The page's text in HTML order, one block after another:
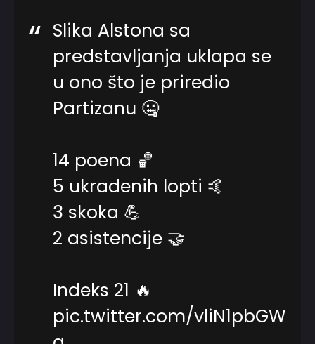
Slika Alstona sa
predstavljanja uklapa se
u ono što je priredio
Partizanu 🤐
14 poena 🏀
5 ukradenih lopti 🤙
3 skoka 💪
2 asistencije 🤝
Indeks 21 🔥
pic.twitter.com/vliN1pbGW